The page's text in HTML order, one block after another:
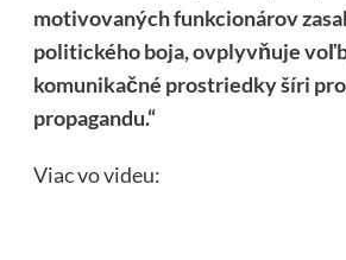
motivovaných funkcionárov
politického boja, ovplyvňuje
komunikačné prostriedky šíri
propagandu.“
Viac vo videu: